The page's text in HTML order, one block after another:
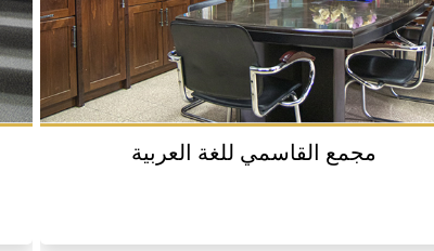
مجمع القاسمي للغة العربية
مركز البحث العلمي